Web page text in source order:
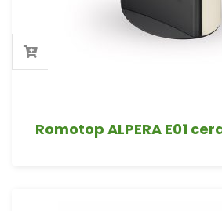
Romotop ALPERA E01